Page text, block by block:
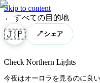
Skip to content
← すべての目的地
🇯🇵 ↗ シェア
Check Northern Lights
今夜はオーロラを見るのに良